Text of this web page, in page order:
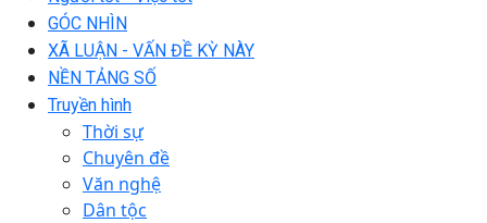
GÓC NHÌN
XÃ LUẬN - VẤN ĐỀ KỲ NÀY
NỀN TẢNG SỐ
Truyền hình
Thời sự
Chuyên đề
Văn nghệ
Dân tộc